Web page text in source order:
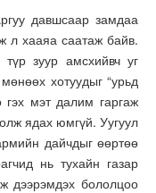
давшсаар замдаа
л хааяа саатаж байв.
зуур амсхийвч уг
хотуудыг “урьд
гэх мэт далим гаргаж
ядах юмгүй. Уугуул
дайчдыг өөртөө
нь тухайн газар
дээрэмдэх бололцоо